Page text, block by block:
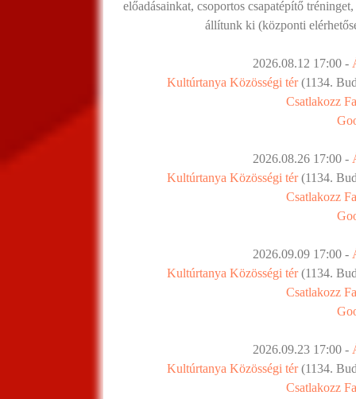
előadásainkat, csoportos csapatépítő
állítunk ki (központi
2026.08.12 17:00 -
Kultúrtanya Közösségi tér(1134.
Csatlakozz
2026.08.26 17:00 -
Kultúrtanya Közösségi tér(1134.
Csatlakozz
2026.09.09 17:00 -
Kultúrtanya Közösségi tér(1134.
Csatlakozz
2026.09.23 17:00 -
Kultúrtanya Közösségi tér(1134.
Csatlakozz